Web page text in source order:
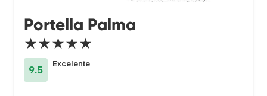
Portella Palma
★★★★★
9.5
Excelente